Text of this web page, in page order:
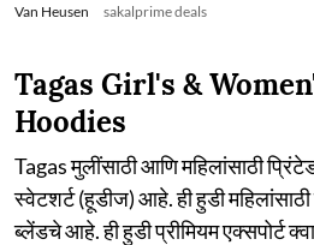
Van Heusen sakalprime deals
Tagas Girl's &
Hoodies
Tagas मुलींसाठी आणि महिलांसाठी
स्वेटशर्ट (हूडीज) आहे. ही हुडी
ब्लेंडचे आहे. ही हुडी प्रीमियम एक्सपोर्ट